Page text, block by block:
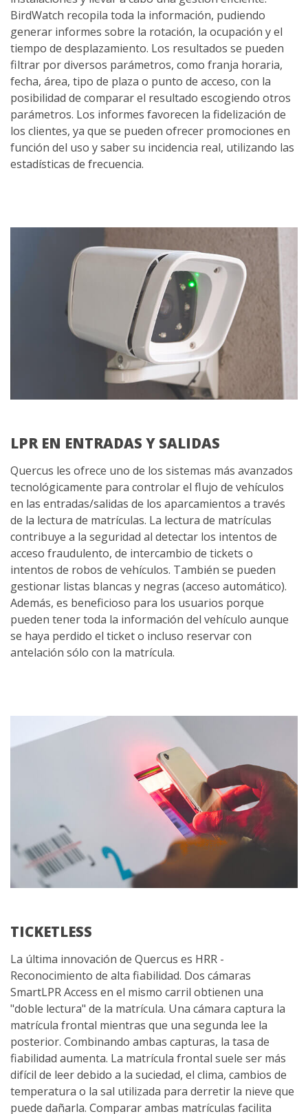
BirdWatch recopila toda la información, pudiendo
generar informes sobre la rotación, la ocupación y el
tiempo de desplazamiento. Los resultados se pueden
filtrar por diversos parámetros, como franja horaria,
fecha, área, tipo de plaza o punto de acceso, con la
posibilidad de comparar el resultado escogiendo otros
parámetros. Los informes favorecen la fidelización de
los clientes, ya que se pueden ofrecer promociones en
función del uso y saber su incidencia real, utilizando las
estadísticas de frecuencia.
LPR EN ENTRADAS Y SALIDAS
Quercus les ofrece uno de los sistemas más avanzados
tecnológicamente para controlar el flujo de vehículos
en las entradas/salidas de los aparcamientos a través
de la lectura de matrículas. La lectura de matrículas
contribuye a la seguridad al detectar los intentos de
acceso fraudulento, de intercambio de tickets o
intentos de robos de vehículos. También se pueden
gestionar listas blancas y negras (acceso automático).
Además, es beneficioso para los usuarios porque
pueden tener toda la información del vehículo aunque
se haya perdido el ticket o incluso reservar con
antelación sólo con la matrícula.
TICKETLESS
La última innovación de Quercus es HRR -
Reconocimiento de alta fiabilidad. Dos cámaras
SmartLPR Access en el mismo carril obtienen una
"doble lectura" de la matrícula. Una cámara captura la
matrícula frontal mientras que una segunda lee la
posterior. Combinando ambas capturas, la tasa de
fiabilidad aumenta. La matrícula frontal suele ser más
difícil de leer debido a la suciedad, el clima, cambios de
temperatura o la sal utilizada para derretir la nieve que
puede dañarla. Comparar ambas matrículas facilita